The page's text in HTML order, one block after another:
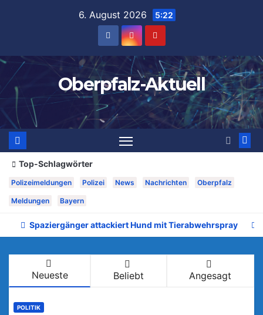
6. August 2026 5:22
Oberpfalz-Aktuell
Top-Schlagwörter
Polizeimeldungen Polizei News Nachrichten Oberpfalz
Meldungen Bayern
Spaziergänger attackiert Hund mit Tierabwehrspray
Neueste Beliebt Angesagt
POLITIK